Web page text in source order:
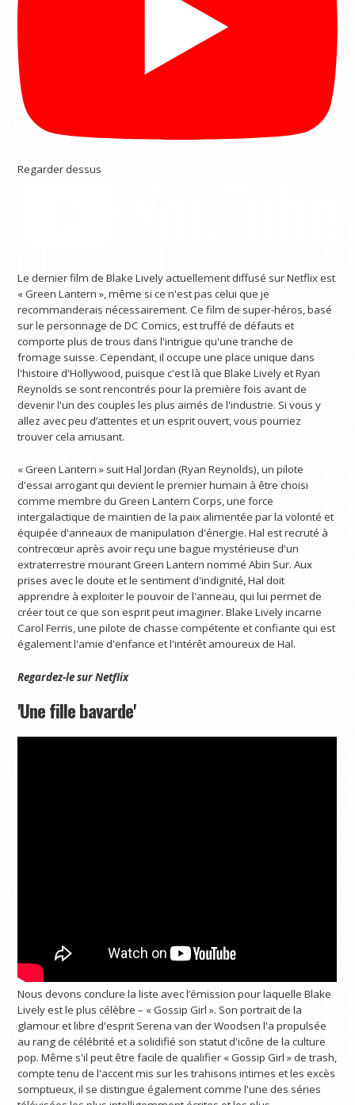
Regarder dessus
Le dernier film de Blake Lively actuellement diffusé sur Netflix est
« Green Lantern », même si ce n'est pas celui que je
recommanderais nécessairement. Ce film de super-héros, basé
sur le personnage de DC Comics, est truffé de défauts et
comporte plus de trous dans l'intrigue qu'une tranche de
fromage suisse. Cependant, il occupe une place unique dans
l'histoire d'Hollywood, puisque c'est là que Blake Lively et Ryan
Reynolds se sont rencontrés pour la première fois avant de
devenir l'un des couples les plus aimés de l'industrie. Si vous y
allez avec peu d’attentes et un esprit ouvert, vous pourriez
trouver cela amusant.
« Green Lantern » suit Hal Jordan (Ryan Reynolds), un pilote
d'essai arrogant qui devient le premier humain à être choisi
comme membre du Green Lantern Corps, une force
intergalactique de maintien de la paix alimentée par la volonté et
équipée d'anneaux de manipulation d'énergie. Hal est recruté à
contrecœur après avoir reçu une bague mystérieuse d'un
extraterrestre mourant Green Lantern nommé Abin Sur. Aux
prises avec le doute et le sentiment d'indignité, Hal doit
apprendre à exploiter le pouvoir de l'anneau, qui lui permet de
créer tout ce que son esprit peut imaginer. Blake Lively incarne
Carol Ferris, une pilote de chasse compétente et confiante qui est
également l'amie d'enfance et l'intérêt amoureux de Hal.
Regardez-le surNetflix
'Une fille bavarde'
Nous devons conclure la liste avec l’émission pour laquelle Blake
Lively est le plus célèbre – « Gossip Girl ». Son portrait de la
glamour et libre d'esprit Serena van der Woodsen l'a propulsée
au rang de célébrité et a solidifié son statut d'icône de la culture
pop. Même s'il peut être facile de qualifier « Gossip Girl » de trash,
compte tenu de l'accent mis sur les trahisons intimes et les excès
somptueux, il se distingue également comme l'une des séries